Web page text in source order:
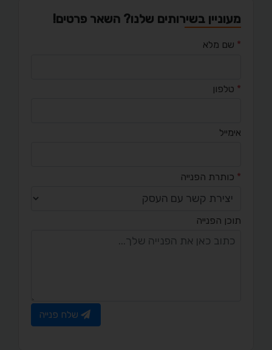
מעוניין בשירותים שלנו? השאר פרטים!
* שם מלא
* טלפון
אימייל
* כותרת הפנייה
תוכן הפנייה
שלח פנייה